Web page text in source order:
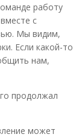
работу
с
Мы видим,
Если какой-то
нам,
продолжал
может